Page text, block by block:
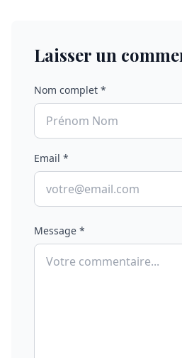
Laisser un
Nom complet *
Email *
Message *